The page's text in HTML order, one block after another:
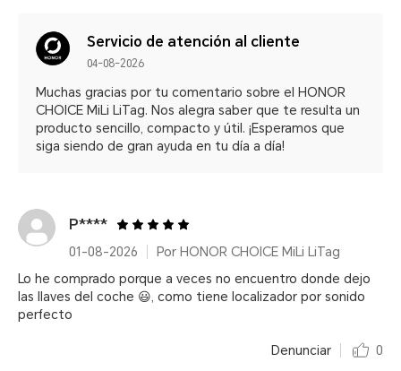
Servicio de atención al cliente
04-08-2026
Muchas gracias por tu comentario sobre el HONOR
CHOICE MiLi LiTag. Nos alegra saber que te resulta un
producto sencillo, compacto y útil. ¡Esperamos que
siga siendo de gran ayuda en tu día a día!
P****
01-08-2026
Por HONOR CHOICE MiLi LiTag
Lo he comprado porque a veces no encuentro donde dejo
las llaves del coche 😃, como tiene localizador por sonido
perfecto
Denunciar 0